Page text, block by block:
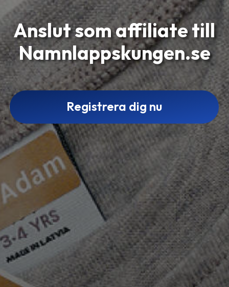
Anslut som affiliate till
Namnlappskungen.se
Registrera dig nu